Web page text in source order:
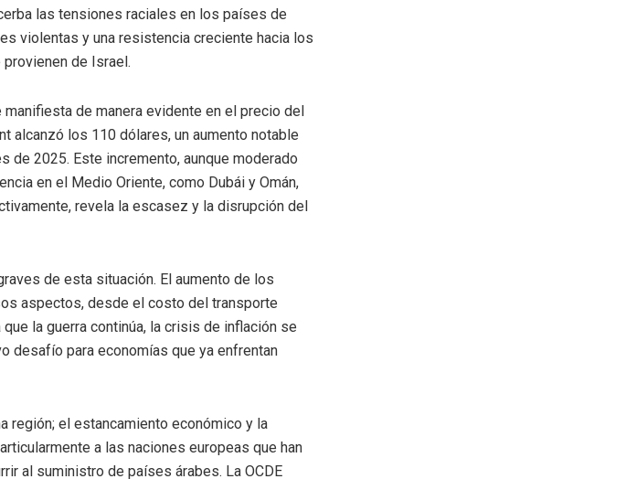
las tensiones raciales en los países de
violentas y una resistencia creciente hacia los
de Israel.
de manera evidente en el precio del
alcanzó los 110 dólares, un aumento notable
de 2025. Este incremento, aunque moderado
en el Medio Oriente, como Dubái y Omán,
revela la escasez y la disrupción del
de esta situación. El aumento de los
aspectos, desde el costo del transporte
la guerra continúa, la crisis de inflación se
desafío para economías que ya enfrentan
región; el estancamiento económico y la
a las naciones europeas que han
al suministro de países árabes. La OCDE